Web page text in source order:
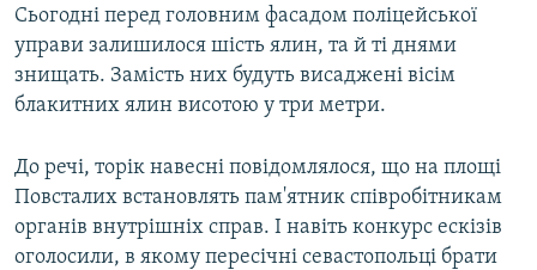
Сьогодні перед головним фасадом поліцейської
управи залишилося шість ялин, та й ті днями
знищать. Замість них будуть висаджені вісім
блакитних ялин висотою у три метри.
До речі, торік навесні повідомлялося, що на площі
Повсталих встановлять пам'ятник співробітникам
органів внутрішніх справ. І навіть конкурс ескізів
оголосили, в якому пересічні севастопольці брати